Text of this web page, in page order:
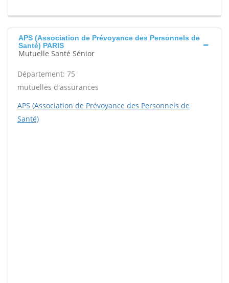
APS (Association de Prévoyance des Personnels de
Santé) PARIS
Mutuelle Santé Sénior
Département: 75
mutuelles d'assurances
APS (Association de Prévoyance des Personnels de
Santé)